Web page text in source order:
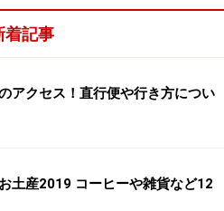
着記事
アクセス！直行便や行き方につい
土産2019 コーヒーや雑貨など12